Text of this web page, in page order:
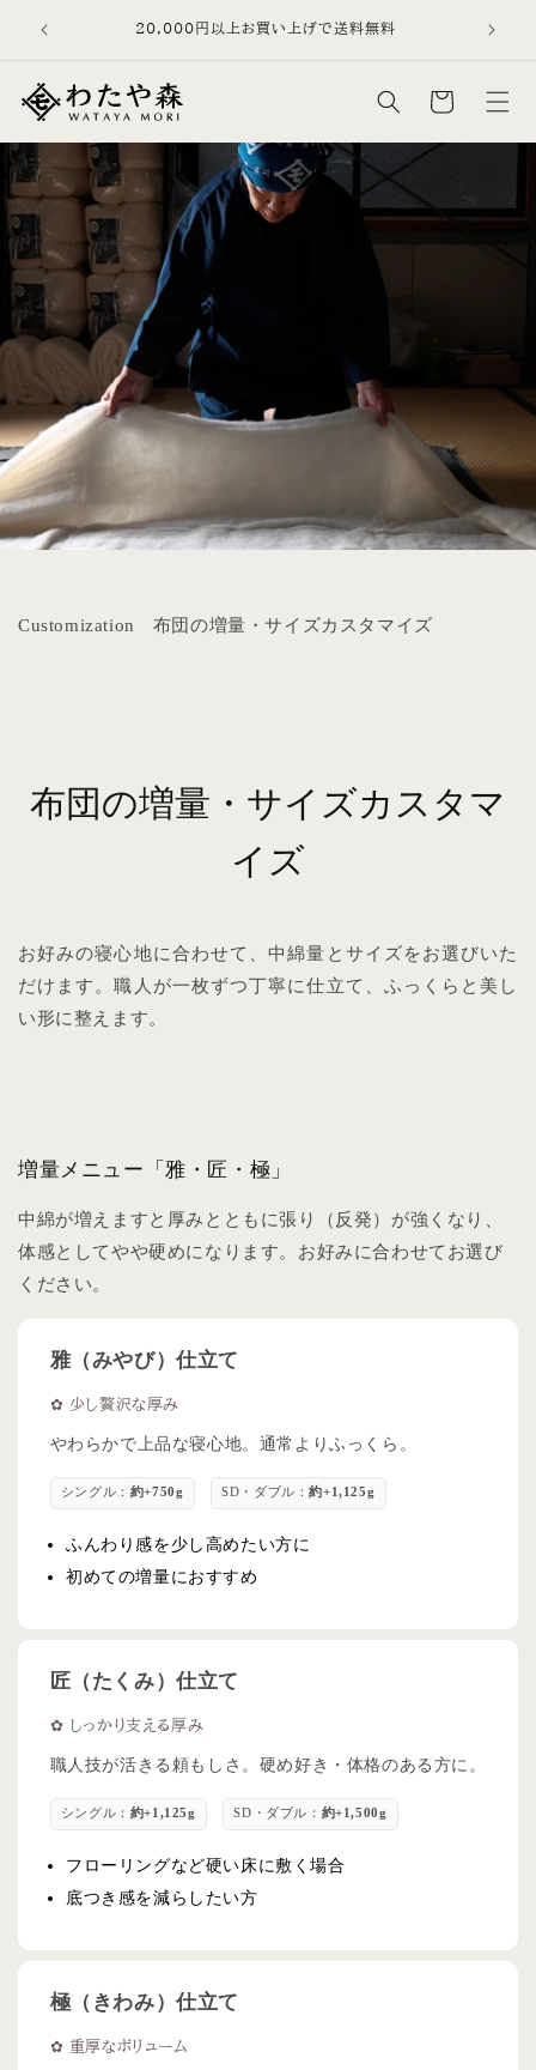
ツに進む
20,000円以上お買い上げで送料無料
ー
Customization 布団の増量・サイズカスタマイズ
布団の増量・サイズカスタマ
イズ
お好みの寝心地に合わせて、中綿量とサイズをお選びいた
だけます。職人が一枚ずつ丁寧に仕立て、ふっくらと美し
い形に整えます。
増量メニュー「雅・匠・極」
中綿が増えますと厚みとともに張り（反発）が強くなり、
体感としてやや硬めになります。お好みに合わせてお選び
ください。
雅（みやび）仕立て
✿ 少し贅沢な厚み
やわらかで上品な寝心地。通常よりふっくら。
シングル： 約+750g SD・ダブル：約+1,125g
ふんわり感を少し高めたい方に
初めての増量におすすめ
匠（たくみ）仕立て
✿ しっかり支える厚み
職人技が活きる頼もしさ。硬め好き・体格のある方に。
シングル： 約+1,125g SD・ダブル： 約+1,500g
フローリングなど硬い床に敷く場合
底つき感を減らしたい方
極（きわみ）仕立て
✿ 重厚なボリューム